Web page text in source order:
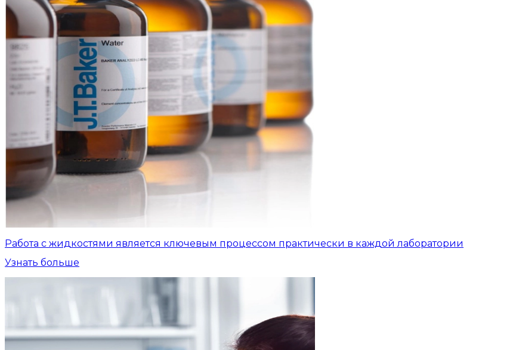
Работа с жидкостями является ключевым процессом практически в каждой лаборатории
Узнать больше